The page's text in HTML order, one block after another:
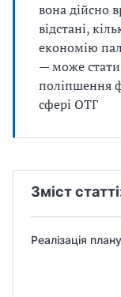
вона дійсно
відстані,
економію
— може
поліпшення
сфері ОТГ
Зміст
Реалізація